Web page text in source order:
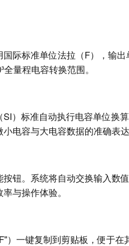
际标准单位法拉（F），输
量程电容转换范围。
）标准自动执行电容单位换
电容与大电容数据的准确表达
钮。系统将自动交换输入数
与操作体验。
一键复制到剪贴板，便于在